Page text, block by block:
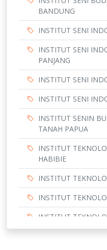
BANDUNG
INSTITUT SENI
INSTITUT SENI
PANJANG
INSTITUT SENI
INSTITUT SENI
INSTITUT SENIN
TANAH PAPUA
INSTITUT
HABIBIE
INSTITUT
INSTITUT
INSTITUT
NOVEMBER